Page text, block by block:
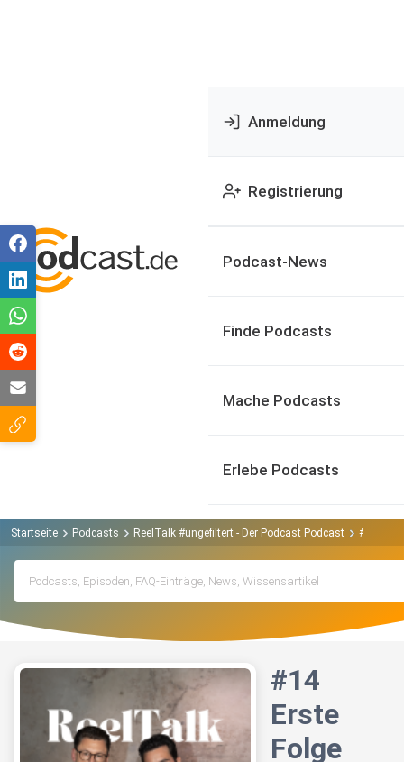
Anmeldung
Registrierung
Podcast-News
Finde Podcasts
Mache Podcasts
Erlebe Podcasts
Startseite Podcasts ReelTalk #ungefiltert - Der Podcast Podcast #14
#14
Erste
Folge